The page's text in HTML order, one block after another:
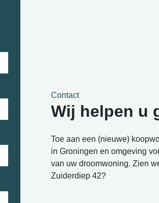
Contact
Wij helpen u
Toe aan een (nieuwe)
in Groningen en omgeving
van uw droomwoning. Zien
Zuiderdiep 42?